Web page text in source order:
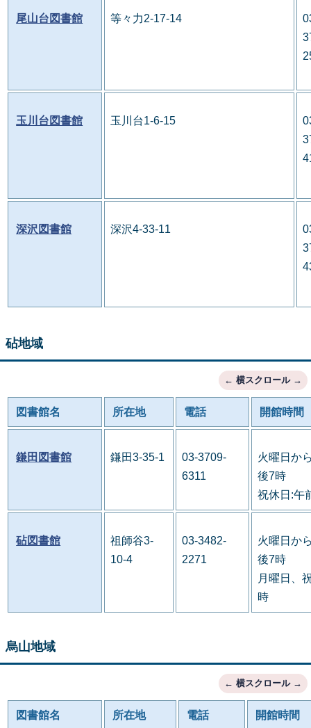
尾山台図書館 等々力2-17-14
玉川台図書館 玉川台1-6-15
深沢図書館 深沢4-33-11
砧地域
図書館名 所在地 電話 開館時間
鎌田図書館 鎌田3-35-1
03-3709-
6311
火曜日か
後7時
祝休日:午
砧図書館
祖師谷3-
10-4
03-3482-
2271
火曜日か
後7時
月曜日、
時
烏山地域
図書館名 所在地 電話 開館時間